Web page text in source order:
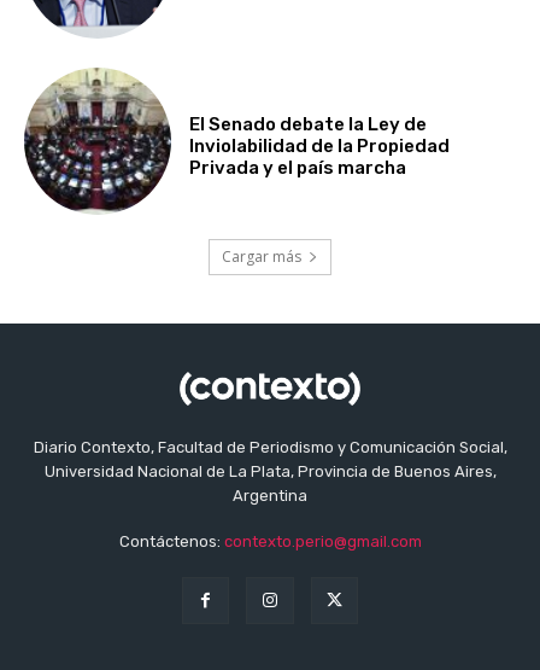
El Senado debate la Ley de
Inviolabilidad de la Propiedad
Privada y el país marcha
Cargar más
Diario Contexto, Facultad de Periodismo y Comunicación Social,
Universidad Nacional de La Plata, Provincia de Buenos Aires,
Argentina
Contáctenos: contexto.perio@gmail.com